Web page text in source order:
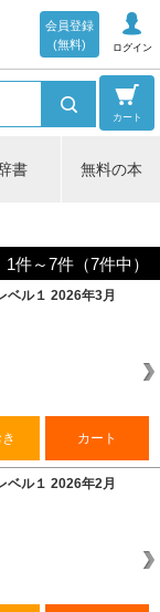
ログイン
会員登録
(無料)
カート
書 無料の本
1件～7件（7件中）
ル１ 2026年3月
カート
ル１ 2026年2月